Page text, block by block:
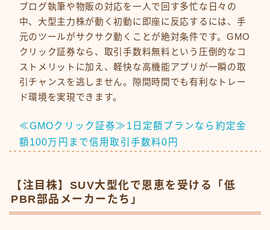
ブログ執筆や物販の対応を一人で回す多忙な日々の
中、大型主力株が動く初動に即座に反応するには、手
元のツールがサクサク動くことが絶対条件です。GMO
クリック証券なら、取引手数料無料という圧倒的なコ
ストメリットに加え、軽快な高機能アプリが一瞬の取
引チャンスを逃しません。隙間時間でも有利なトレー
ド環境を実現できます。
≪GMOクリック証券≫1日定額プランなら約定金
額100万円まで信用取引手数料0円
【注目株】SUV大型化で恩恵を受ける「低
PBR部品メーカーたち」